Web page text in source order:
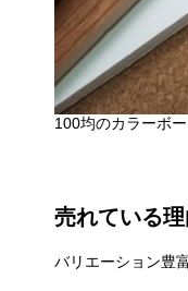
100均のカラーボー
売れている
バリエーション豊